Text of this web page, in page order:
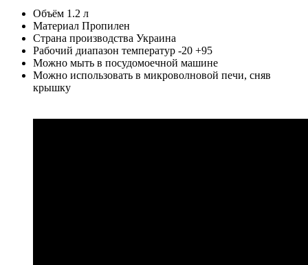
Объём 1.2 л
Материал Пропилен
Страна производства Украина
Рабочий диапазон температур -20 +95
Можно мыть в посудомоечной машине
Можно использовать в микроволновой печи, сняв
крышку